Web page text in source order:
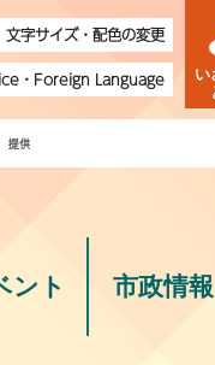
文字サイズ・配色の変更
・ Foreign Language
い
ント 市政情報